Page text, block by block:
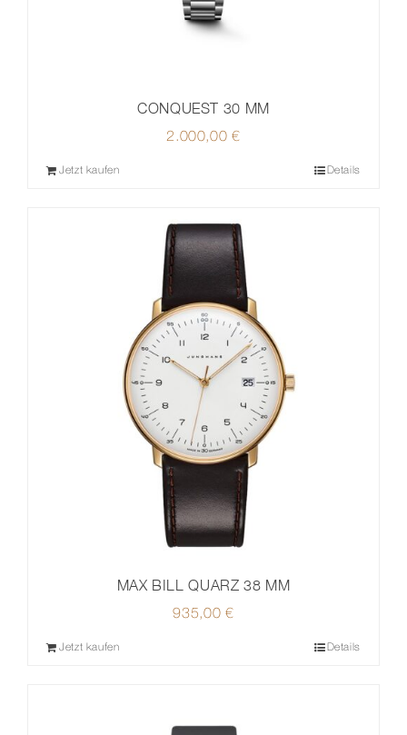
CONQUEST 30 MM
2.000,00€
Jetzt kaufen Details
MAX BILL QUARZ 38 MM
935,00 €
Jetzt kaufen Details